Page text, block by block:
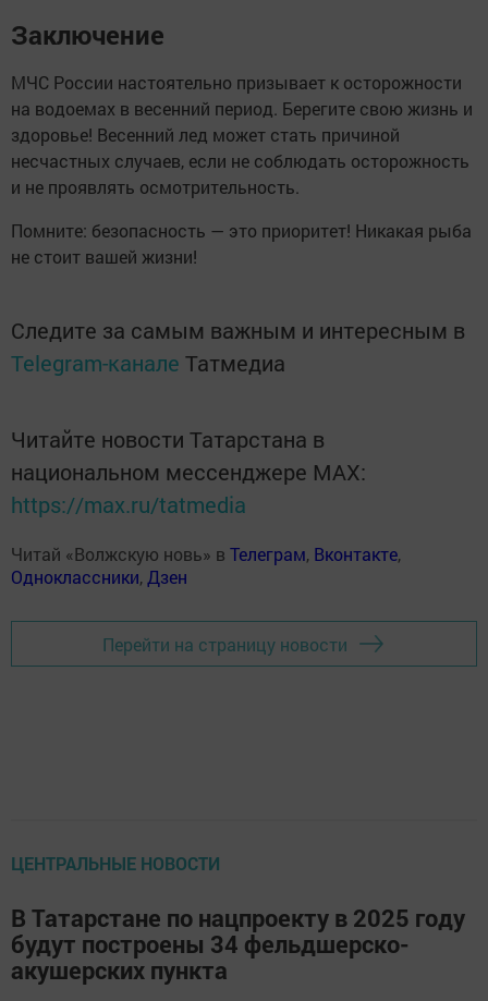
Заключение
МЧС России настоятельно призывает к осторожности
на водоемах в весенний период. Берегите свою жизнь и
здоровье! Весенний лед может стать причиной
несчастных случаев, если не соблюдать осторожность
и не проявлять осмотрительность.
Помните: безопасность — это приоритет! Никакая рыба
не стоит вашей жизни!
Следите за самым важным и интересным в
Telegram-канале Татмедиа
Читайте новости Татарстана в
национальном мессенджере MАХ:
https://max.ru/tatmedia
Читай «Волжскую новь» в Телеграм, Вконтакте,
Одноклассники, Дзен
Перейти на страницу новости
ЦЕНТРАЛЬНЫЕ НОВОСТИ
В Татарстане по нацпроекту в 2025 году
будут построены 34 фельдшерско-
акушерских пункта